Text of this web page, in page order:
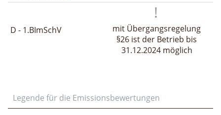
D - 1.BImSchV
mit Übergangsregelung
§26 ist der Betrieb bis
31.12.2024 möglich
Legende für die Emissionsbewertungen